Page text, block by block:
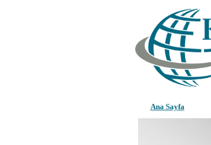
Ana Sayfa